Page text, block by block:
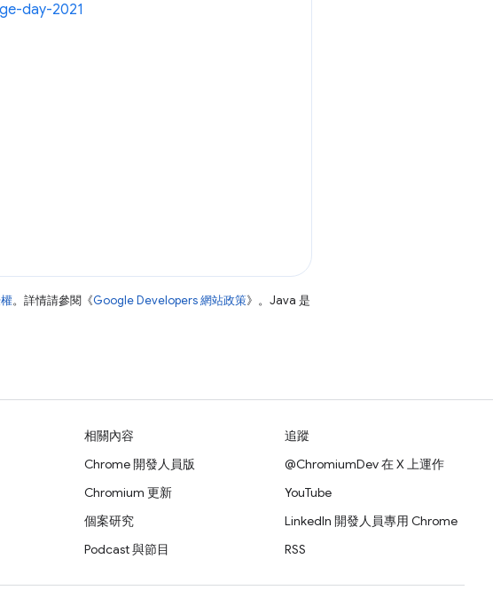
day-2021
。詳情請參閱《Google Developers 網站政策》。Java 是
相關內容
Chrome 開發人員版
Chromium 更新
個案研究
Podcast 與節目
追蹤
@ChromiumDev 在 X 上運作
YouTube
LinkedIn 開發人員專用 Chrome
RSS